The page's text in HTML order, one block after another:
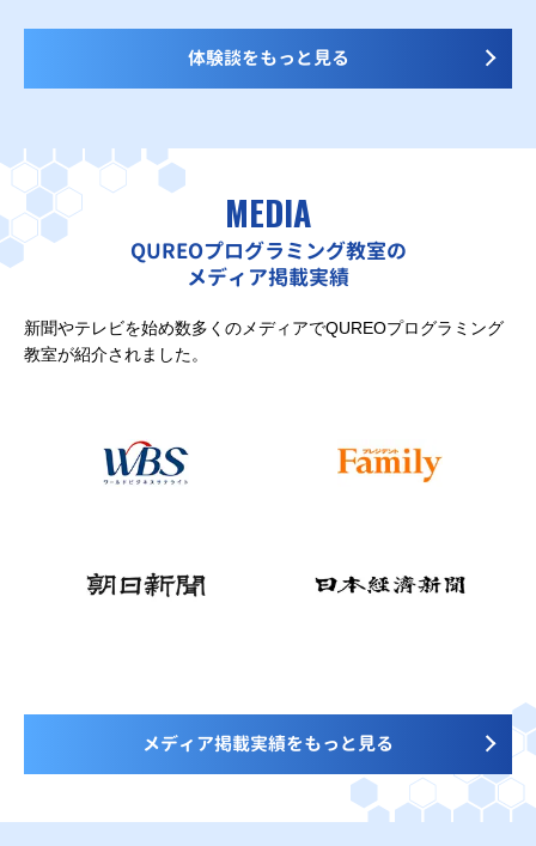
体験談をもっと見る
MEDIA
QUREOプログラミング教室の
メディア掲載実績
新聞やテレビを始め数多くのメディアでQUREOプログラミング
教室が紹介されました。
メディア掲載実績をもっと見る